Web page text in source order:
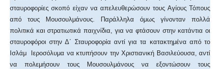
σταυροφορίες σκοπό είχαν να απελευθερώσουν τους Αγίους Τόπους
από τους Μουσουλμάνους. Παράλληλα όμως γίνονταν πολλά
πολιτικά και στρατιωτικά παιχνίδια, για να φτάσουν στην κατάντια οι
σταυροφόροι στην Δ΄ Σταυροφορία αντί για τα κατακτημένα από το
Ισλάμ Ιεροσόλυμα να κτυπήσουν την Χριστιανική Βασιλεύουσα, αντί
να πολεμήσουν τους Μουσουλμάνους να εξοντώσουν τους